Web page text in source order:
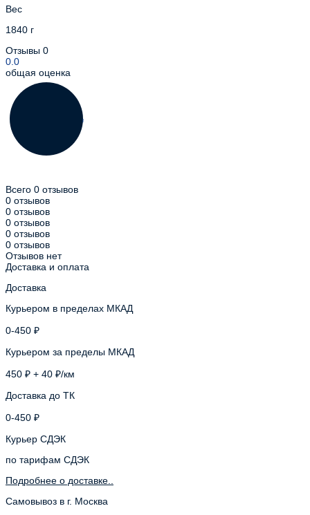
Вес
1840 г
Отзывы 0
0.0
общая оценка
Всего 0 отзывов
0 отзывов
0 отзывов
0 отзывов
0 отзывов
0 отзывов
Отзывов нет
Доставка и оплата
Доставка
Курьером в пределах МКАД
0-450 ₽
Курьером за пределы МКАД
450 ₽ + 40 ₽/км
Доставка до ТК
0-450 ₽
Курьер СДЭК
по тарифам СДЭК
Подробнее о доставке..
Самовывоз в г. Москва